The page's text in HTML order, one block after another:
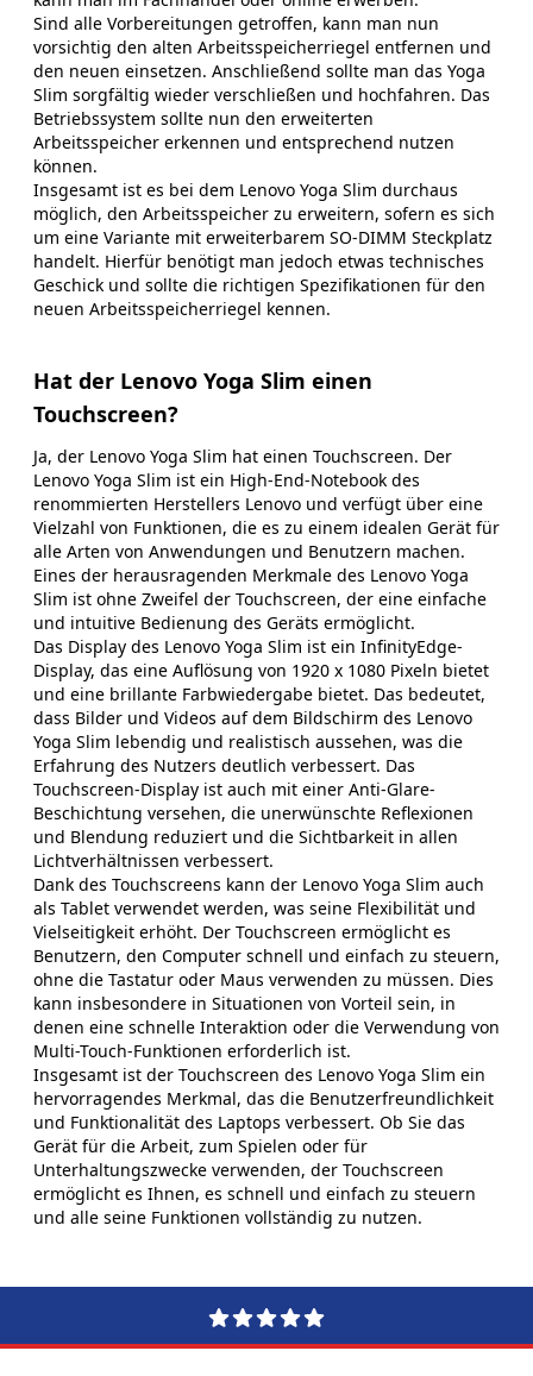
Sind alle Vorbereitungen getroffen, kann man nun
vorsichtig den alten Arbeitsspeicherriegel entfernen und
den neuen einsetzen. Anschließend sollte man das Yoga
Slim sorgfältig wieder verschließen und hochfahren. Das
Betriebssystem sollte nun den erweiterten
Arbeitsspeicher erkennen und entsprechend nutzen
können.
Insgesamt ist es bei dem Lenovo Yoga Slim durchaus
möglich, den Arbeitsspeicher zu erweitern, sofern es sich
um eine Variante mit erweiterbarem SO-DIMM Steckplatz
handelt. Hierfür benötigt man jedoch etwas technisches
Geschick und sollte die richtigen Spezifikationen für den
neuen Arbeitsspeicherriegel kennen.
Hat der Lenovo Yoga Slim einen
Touchscreen?
Ja, der Lenovo Yoga Slim hat einen Touchscreen. Der
Lenovo Yoga Slim ist ein High-End-Notebook des
renommierten Herstellers Lenovo und verfügt über eine
Vielzahl von Funktionen, die es zu einem idealen Gerät für
alle Arten von Anwendungen und Benutzern machen.
Eines der herausragenden Merkmale des Lenovo Yoga
Slim ist ohne Zweifel der Touchscreen, der eine einfache
und intuitive Bedienung des Geräts ermöglicht.
Das Display des Lenovo Yoga Slim ist ein InfinityEdge-
Display, das eine Auflösung von 1920 x 1080 Pixeln bietet
und eine brillante Farbwiedergabe bietet. Das bedeutet,
dass Bilder und Videos auf dem Bildschirm des Lenovo
Yoga Slim lebendig und realistisch aussehen, was die
Erfahrung des Nutzers deutlich verbessert. Das
Touchscreen-Display ist auch mit einer Anti-Glare-
Beschichtung versehen, die unerwünschte Reflexionen
und Blendung reduziert und die Sichtbarkeit in allen
Lichtverhältnissen verbessert.
Dank des Touchscreens kann der Lenovo Yoga Slim auch
als Tablet verwendet werden, was seine Flexibilität und
Vielseitigkeit erhöht. Der Touchscreen ermöglicht es
Benutzern, den Computer schnell und einfach zu steuern,
ohne die Tastatur oder Maus verwenden zu müssen. Dies
kann insbesondere in Situationen von Vorteil sein, in
denen eine schnelle Interaktion oder die Verwendung von
Multi-Touch-Funktionen erforderlich ist.
Insgesamt ist der Touchscreen des Lenovo Yoga Slim ein
hervorragendes Merkmal, das die Benutzerfreundlichkeit
und Funktionalität des Laptops verbessert. Ob Sie das
Gerät für die Arbeit, zum Spielen oder für
Unterhaltungszwecke verwenden, der Touchscreen
ermöglicht es Ihnen, es schnell und einfach zu steuern
und alle seine Funktionen vollständig zu nutzen.